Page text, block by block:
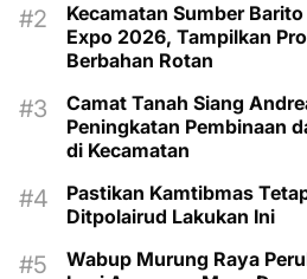
Kecamatan Sumber
Expo 2026, Tampilkan
Berbahan Rotan
Camat Tanah Siang
Peningkatan Pembinaan
di Kecamatan
Pastikan Kamtibmas
Ditpolairud Lakukan Ini
Wabup Murung Raya